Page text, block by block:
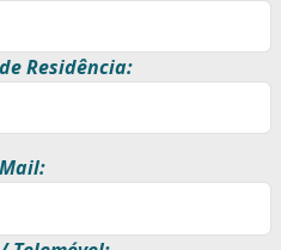
Residência: